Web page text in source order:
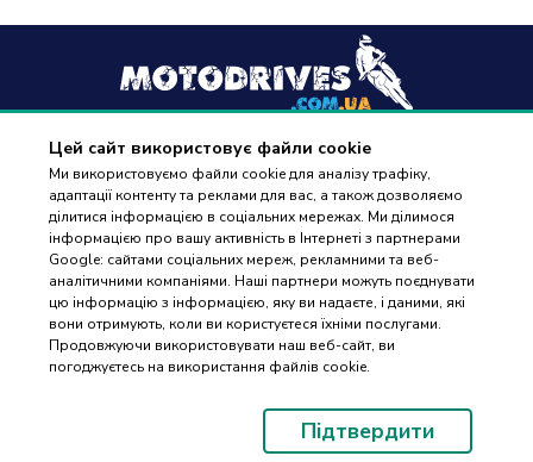
Цей сайт використовує файли cookie
Ми використовуємо файли cookie для аналізу трафіку,
адаптації контенту та реклами для вас, а також дозволяємо
ділитися інформацією в соціальних мережах. Ми ділимося
інформацією про вашу активність в Інтернеті з партнерами
Google: сайтами соціальних мереж, рекламними та веб-
аналітичними компаніями. Наші партнери можуть поєднувати
цю інформацію з інформацією, яку ви надаєте, і даними, які
вони отримують, коли ви користуєтеся їхніми послугами.
Продовжуючи використовувати наш веб-сайт, ви
погоджуєтесь на використання файлів cookie.
Підтвердити
+38(096) 488 77 88
дзвінки приймаються в робочі дні з 9:00 до 18:00
Оплата та доставка
Контакти
ПІДБІР
ЗАПЧАСТИН